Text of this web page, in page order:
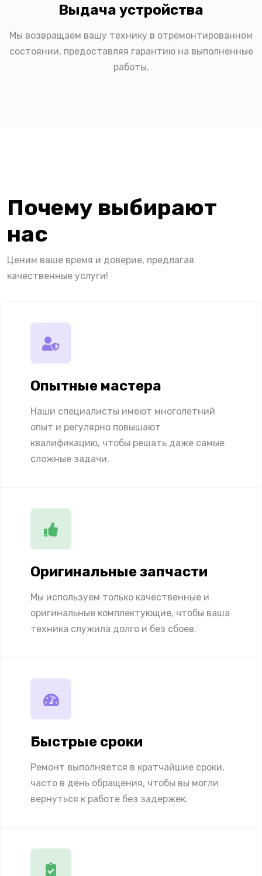
Выдача устройства
Мы возвращаем вашу технику в отремонтированном
состоянии, предоставляя гарантию на выполненные
работы.
Почему выбирают
нас
Ценим ваше время и доверие, предлагая
качественные услуги!
Опытные мастера
Наши специалисты имеют многолетний
опыт и регулярно повышают
квалификацию, чтобы решать даже самые
сложные задачи.
Оригинальные запчасти
Мы используем только качественные и
оригинальные комплектующие, чтобы ваша
техника служила долго и без сбоев.
Быстрые сроки
Ремонт выполняется в кратчайшие сроки,
часто в день обращения, чтобы вы могли
вернуться к работе без задержек.